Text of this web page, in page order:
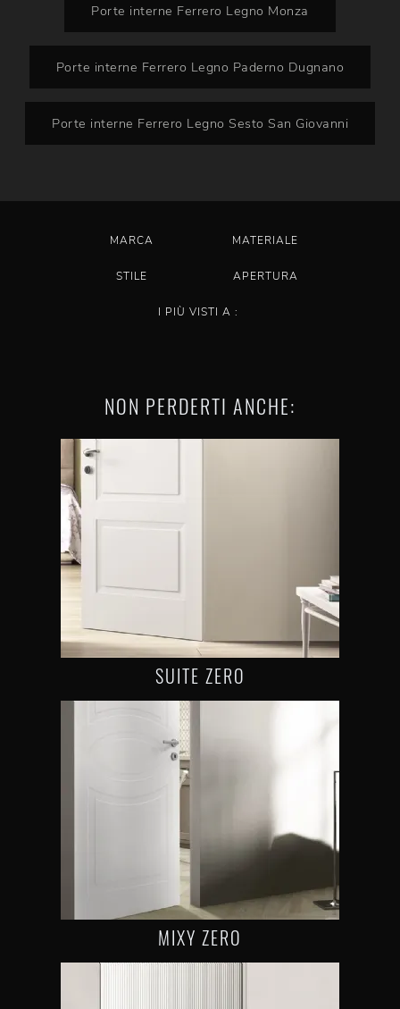
Porte interne Ferrero Legno Monza
Porte interne Ferrero Legno Paderno Dugnano
Porte interne Ferrero Legno Sesto San Giovanni
MARCA MATERIALE
STILE APERTURA
I PIÙ VISTI A :
NON PERDERTI ANCHE:
SUITE ZERO
MIXY ZERO